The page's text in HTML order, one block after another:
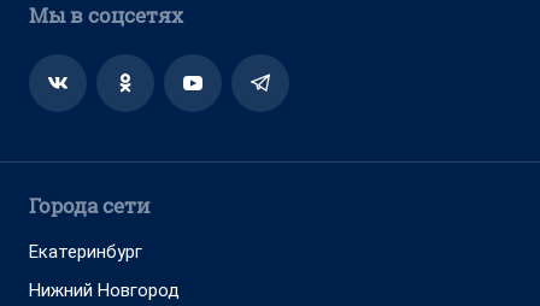
Мы в соцсетях
Города сети
Екатеринбург
Нижний Новгород